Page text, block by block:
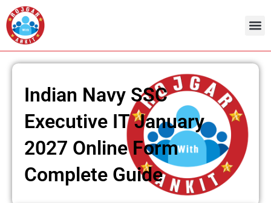
Skip
to
content
Indian Navy SSC
Executive IT January
2027 Online Form
Complete Guide